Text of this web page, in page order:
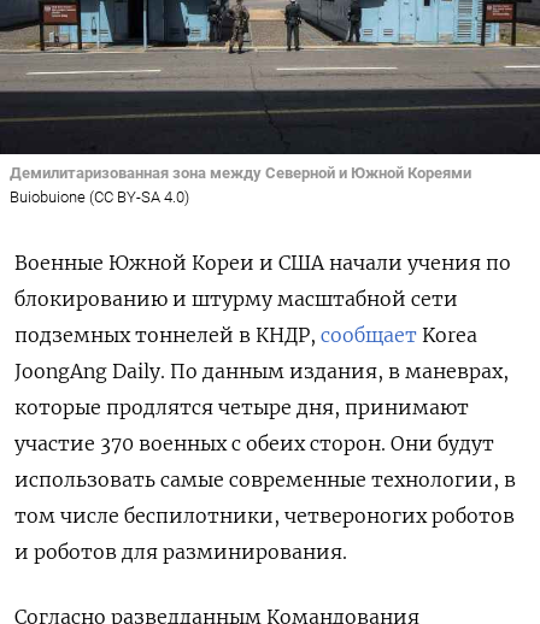
Демилитаризованная зона между Северной и Южной Кореями
Buiobuione (CC BY-SA 4.0)
Военные Южной Кореи и США начали учения по
блокированию и штурму масштабной сети
подземных тоннелей в КНДР, сообщает Korea
JoongAng Daily. По данным издания, в маневрах,
которые продлятся четыре дня, принимают
участие 370 военных с обеих сторон. Они будут
использовать самые современные технологии, в
том числе беспилотники, четвероногих роботов
и роботов для разминирования.
Согласно разведданным Командования